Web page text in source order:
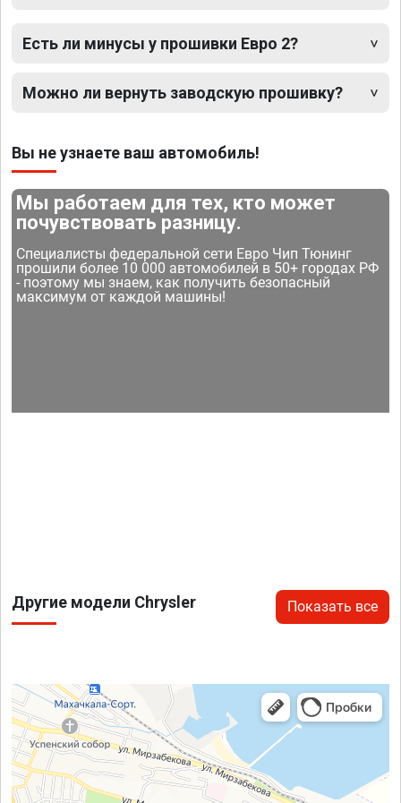
Есть ли минусы у прошивки Евро 2?
Можно ли вернуть заводскую прошивку?
Вы не узнаете ваш автомобиль!
Мы работаем для тех, кто может
почувствовать разницу.
Специалисты федеральной сети Евро Чип Тюнинг
прошили более 10 000 автомобилей в 50+ городах РФ
- поэтому мы знаем, как получить безопасный
максимум от каждой машины!
Другие модели Chrysler Показать все